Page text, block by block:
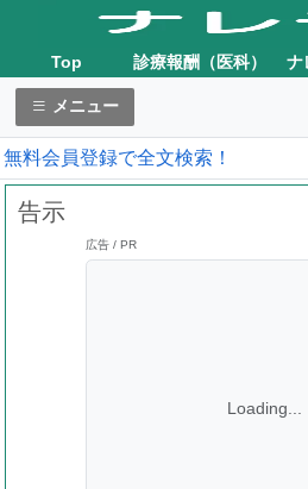
Top 診療報酬（医科） ナ
メニュー
無料会員登録で全文検索！
告示
広告 / PR
Loading...